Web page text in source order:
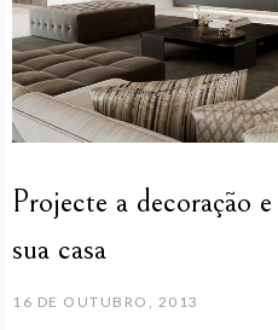
Projecte a decoração
sua casa
16 DE OUTUBRO, 2013